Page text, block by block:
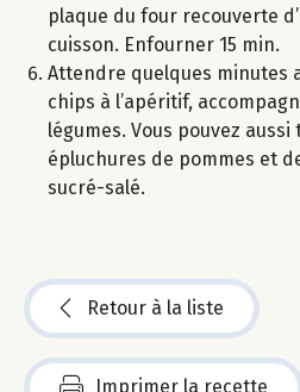
plaque du four recouverte
cuisson. Enfourner 15 min.
Attendre quelques minutes
chips à l’apéritif,
légumes. Vous pouvez
épluchures de pommes et
sucré-salé.
Retour à la liste
Imprimer la recette